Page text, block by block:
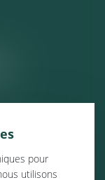
pour
utilisons